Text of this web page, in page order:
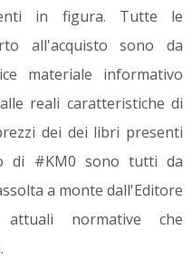
in figura. Tutte le
all'acquisto sono da
materiale informativo
reali caratteristiche di
dei dei libri presenti
di #KM0 sono tutti da
a monte dall'Editore
normative che